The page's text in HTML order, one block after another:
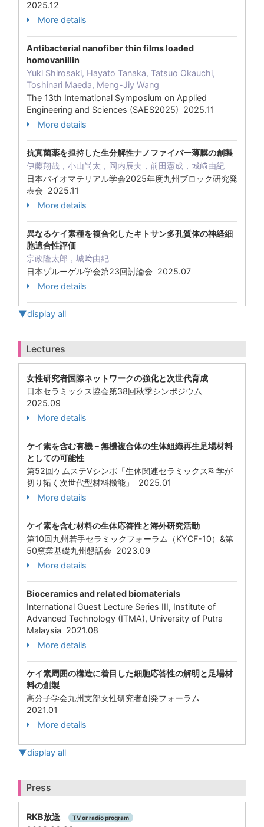
2025.12
More details
Antibacterial nanofiber thin films loaded
homovanillin
Yuki Shirosaki, Hayato Tanaka, Tatsuo Okauchi,
Toshinari Maeda, Meng-Jiy Wang
The 13th International Symposium on Applied
Engineering and Sciences (SAES2025) 2025.11
More details
抗真菌薬を担持した生分解性ナノファイバー薄膜の創製
伊藤翔哉，小山尚太，岡内辰夫，前田憲成，城﨑由紀
日本バイオマテリアル学会2025年度九州ブロック研究発
表会 2025.11
More details
異なるケイ素種を複合化したキトサン多孔質体の神経細
胞適合性評価
宗政隆太郎，城﨑由紀
日本ゾルーゲル学会第23回討論会 2025.07
More details
▼display all
Lectures
女性研究者国際ネットワークの強化と次世代育成
日本セラミックス協会第38回秋季シンポジウム
2025.09
More details
ケイ素を含む有機－無機複合体の生体組織再生足場材料
としての可能性
第52回ケムステVシンポ「生体関連セラミックス科学が
切り拓く次世代型材料機能」 2025.01
More details
ケイ素を含む材料の生体応答性と海外研究活動
第10回九州若手セラミックフォーラム（KYCF-10）&第
50窯業基礎九州懇話会 2023.09
More details
Bioceramics and related biomaterials
International Guest Lecture Series III, Institute of
Advanced Technology (ITMA), University of Putra
Malaysia 2021.08
More details
ケイ素周囲の構造に着目した細胞応答性の解明と足場材
料の創製
高分子学会九州支部女性研究者創発フォーラム
2021.01
More details
▼display all
Press
RKB放送 TV or radio program